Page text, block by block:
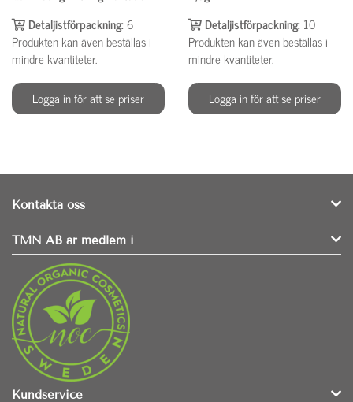
Detaljistförpackning:6
Produkten kan även beställas i
mindre kvantiteter.
Logga in för att se priser
Detaljistförpackning: 10
Produkten kan även beställas i
mindre kvantiteter.
Logga in för att se priser
Kontakta oss
TMN AB är medlem i
Kundservice